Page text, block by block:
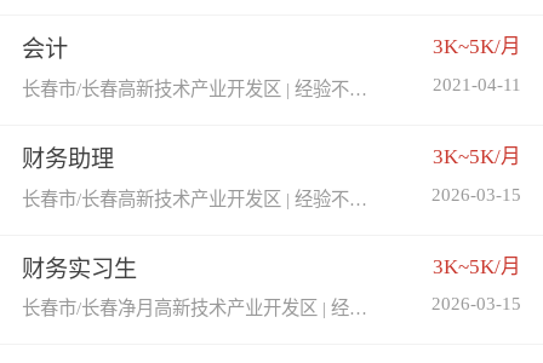
会计 3K~5K/月
长春市/长春高新技术产业开发区 | 经验不限 | 学历不限 2021-04-11
财务助理 3K~5K/月
长春市/长春高新技术产业开发区 | 经验不限 | 学历不限 2026-03-15
财务实习生 3K~5K/月
长春市/长春净月高新技术产业开发区 | 经验不限 | 学历不限 2026-03-15